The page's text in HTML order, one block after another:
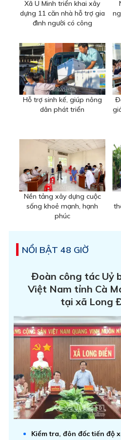
Xã U Minh triển khai xây
dựng 11 căn nhà hỗ trợ gia
đình người có công
Hỗ trợ sinh kế, giúp nông
dân phát triển
Nền tảng xây dựng cuộc
sống khoẻ mạnh, hạnh
phúc
NỔI BẬT 48 GIỜ
Đoàn công tác Uỷ
Việt Nam tỉnh Cà
tại xã Long
Kiểm tra, đôn đốc tiến độ